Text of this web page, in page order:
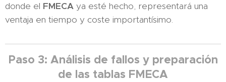
donde el FMECA ya esté hecho, representará una
ventaja en tiempo y coste importantísimo.
Paso 3: Análisis de fallos y preparación
de las tablas FMECA